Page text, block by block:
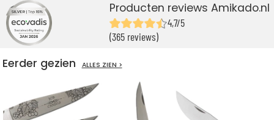
Producten reviews Amikado.nl
4,7/5
(365 reviews)
Eerder gezien ALLES ZIEN >